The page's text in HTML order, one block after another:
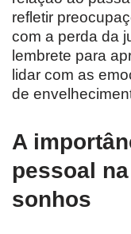
refletir
com a perda da
lembrete para
lidar com as
de
A
pessoal
sonhos